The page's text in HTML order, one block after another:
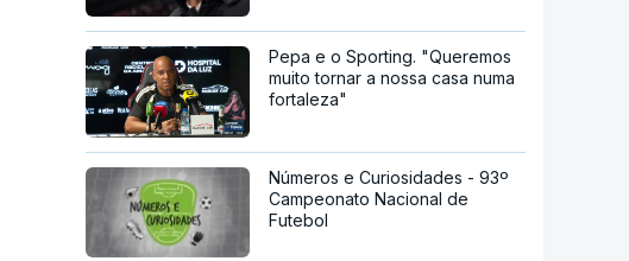
Pepa e o Sporting. "Queremos
muito tornar a nossa casa numa
fortaleza"
Números e Curiosidades - 93º
Campeonato Nacional de
Futebol